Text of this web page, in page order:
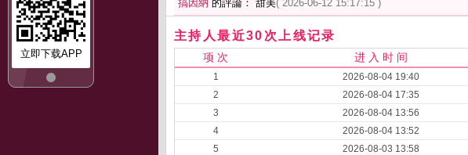
立即下载APP
搞因納 的評論： 甜美( 2026-06-12 15:17:15 )
主持人最近30次上线记录
项 次 进 入 时 间
1 2026-08-04 19:40
2
2026-08-04 17:35
3
2026-08-04 13:56
4
2026-08-04 13:52
5
2026-08-03 13:58